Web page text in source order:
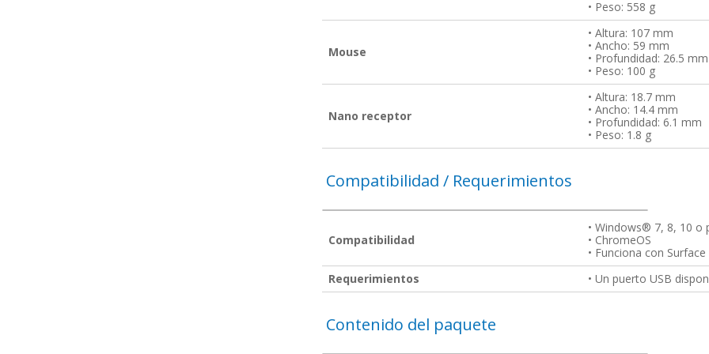
• Peso: 558 g
Mouse
• Altura: 107 mm
• Ancho: 59 mm
• Profundidad: 26.5 mm
• Peso: 100 g
Nano receptor
• Altura: 18.7 mm
• Ancho: 14.4 mm
• Profundidad: 6.1 mm
• Peso: 1.8 g
Compatibilidad / Requerimientos
Compatibilidad
• Windows®︎ 7, 8, 10 o
• ChromeOS
• Funciona con Surface
Requerimientos
• Un puerto USB
Contenido del paquete